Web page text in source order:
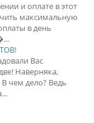
и оплате в этот
максимальную
в день
Вас
Наверняка,
чем дело? Ведь